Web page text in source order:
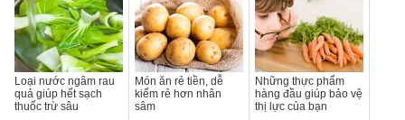
Loại nước ngâm rau
quả giúp hết sạch
thuốc trừ sâu
Món ăn rẻ tiền, dễ
kiếm rẻ hơn nhân
sâm
Những thực phẩm
hàng đầu giúp bảo vệ
thị lực của bạn